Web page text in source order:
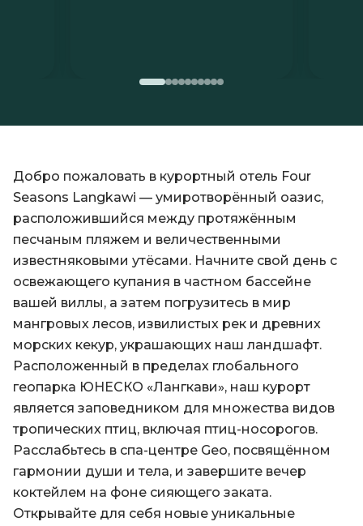
Добро пожаловать в курортный отель Four
Seasons Langkawi — умиротворённый оазис,
расположившийся между протяжённым
песчаным пляжем и величественными
известняковыми утёсами. Начните свой день с
освежающего купания в частном бассейне
вашей виллы, а затем погрузитесь в мир
мангровых лесов, извилистых рек и древних
морских кекур, украшающих наш ландшафт.
Расположенный в пределах глобального
геопарка ЮНЕСКО «Лангкави», наш курорт
является заповедником для множества видов
тропических птиц, включая птиц-носорогов.
Расслабьтесь в спа-центре Geo, посвящённом
гармонии души и тела, и завершите вечер
коктейлем на фоне сияющего заката.
Открывайте для себя новые уникальные